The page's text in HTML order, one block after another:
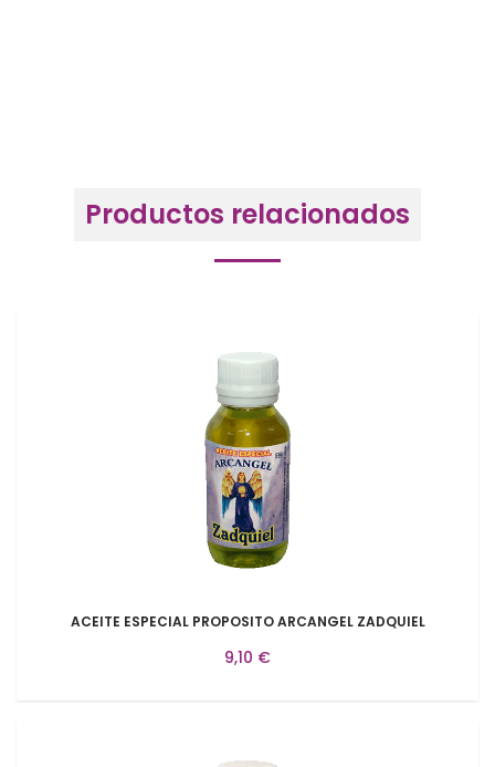
Productos relacionados
ACEITE ESPECIAL PROPOSITO ARCANGEL ZADQUIEL
9,10 €